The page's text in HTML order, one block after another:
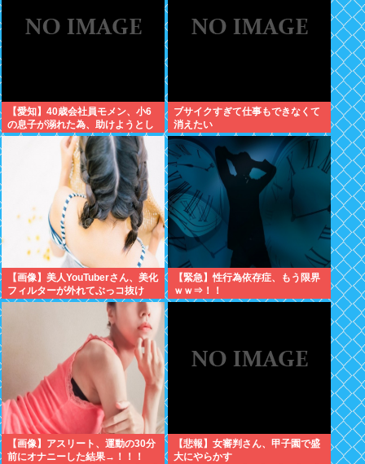
【愛知】40歳会社員モメン、小6
の息子が溺れた為、助けようとし
て溺れる なお息子は妻が救出
ブサイクすぎて仕事もできなくて
消えたい
【画像】美人YouTuberさん、美化
フィルターが外れてぶっコ抜け
www
【緊急】性行為依存症、もう限界
ｗｗ⇒！！
【画像】アスリート、運動の30分
前にオナニーした結果→！！！
【悲報】女審判さん、甲子園で盛
大にやらかす